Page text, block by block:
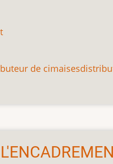
de cimaises